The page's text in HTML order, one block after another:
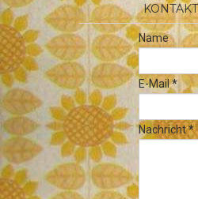
Name
E-Mail*
Nachricht*